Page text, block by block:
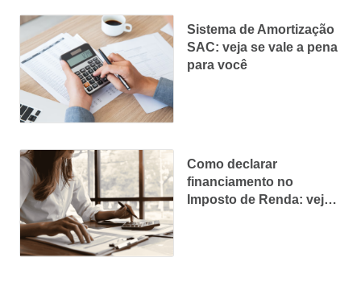
Sistema de Amortização
SAC: veja se vale a pena
para você
Como declarar
financiamento no
Imposto de Renda: veja